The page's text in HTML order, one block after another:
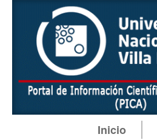
Inicio